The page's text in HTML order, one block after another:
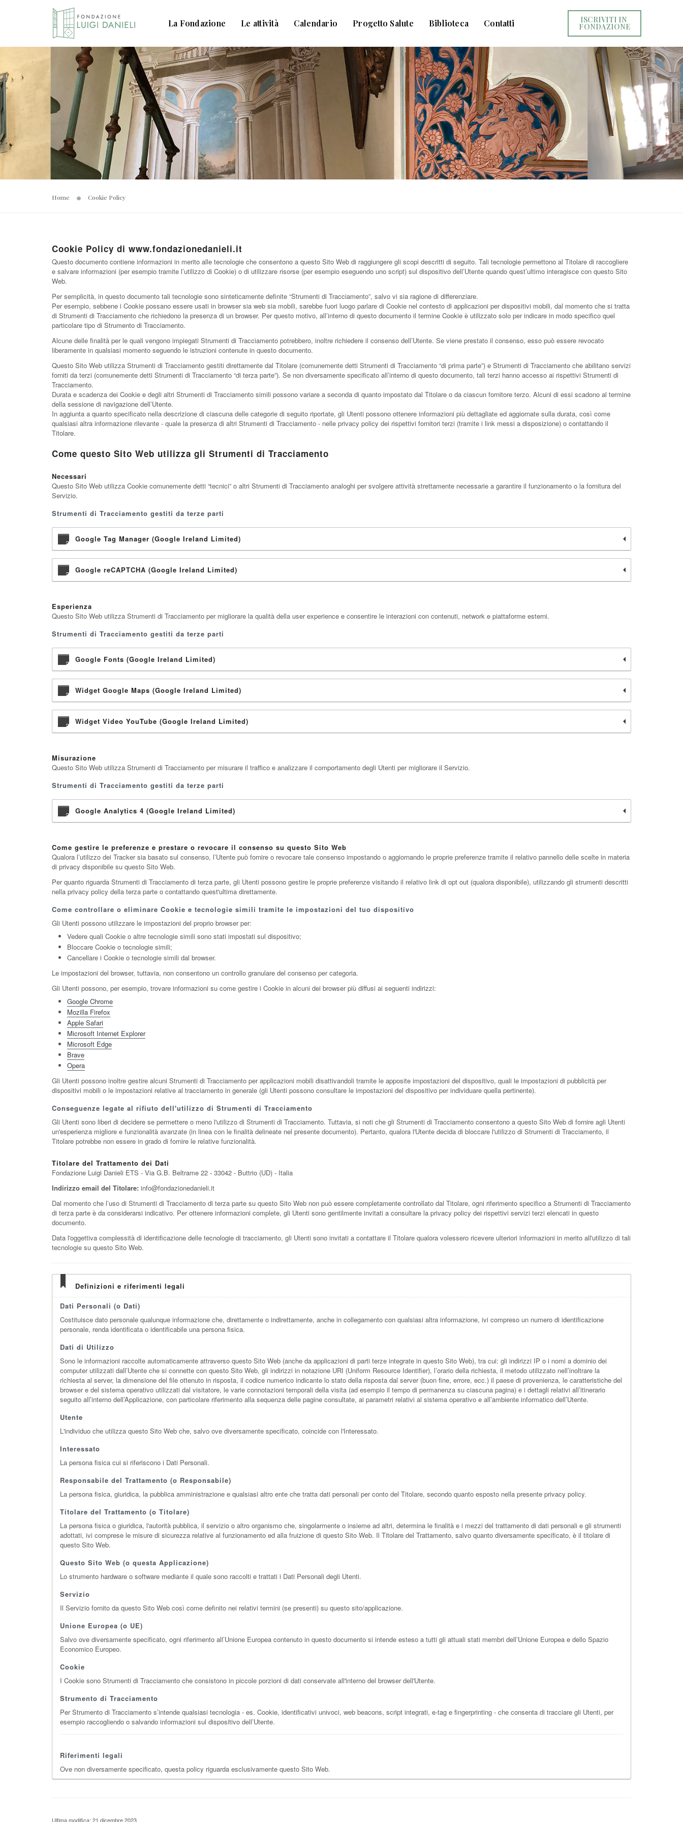
La Fondazione Le attività Calendario Progetto Salute Biblioteca Contatti ISCRIVITI IN
FONDAZIONE
Home Cookie Policy
Cookie Policy di www.fondazionedanieli.it
Questo documento contiene informazioni in merito alle tecnologie che consentono a questo Sito Web di raggiungere gli scopi descritti di seguito. Tali tecnologie permettono al Titolare di raccogliere
e salvare informazioni (per esempio tramite l’utilizzo di Cookie) o di utilizzare risorse (per esempio eseguendo uno script) sul dispositivo dell’Utente quando quest’ultimo interagisce con questo Sito
Web.
Per semplicità, in questo documento tali tecnologie sono sinteticamente definite “Strumenti di Tracciamento”, salvo vi sia ragione di differenziare.
Per esempio, sebbene i Cookie possano essere usati in browser sia web sia mobili, sarebbe fuori luogo parlare di Cookie nel contesto di applicazioni per dispositivi mobili, dal momento che si tratta
di Strumenti di Tracciamento che richiedono la presenza di un browser. Per questo motivo, all’interno di questo documento il termine Cookie è utilizzato solo per indicare in modo specifico quel
particolare tipo di Strumento di Tracciamento.
Alcune delle finalità per le quali vengono impiegati Strumenti di Tracciamento potrebbero, inoltre richiedere il consenso dell’Utente. Se viene prestato il consenso, esso può essere revocato
liberamente in qualsiasi momento seguendo le istruzioni contenute in questo documento.
Questo Sito Web utilizza Strumenti di Tracciamento gestiti direttamente dal Titolare (comunemente detti Strumenti di Tracciamento “di prima parte”) e Strumenti di Tracciamento che abilitano servizi
forniti da terzi (comunemente detti Strumenti di Tracciamento “di terza parte”). Se non diversamente specificato all’interno di questo documento, tali terzi hanno accesso ai rispettivi Strumenti di
Tracciamento.
Durata e scadenza dei Cookie e degli altri Strumenti di Tracciamento simili possono variare a seconda di quanto impostato dal Titolare o da ciascun fornitore terzo. Alcuni di essi scadono al termine
della sessione di navigazione dell’Utente.
In aggiunta a quanto specificato nella descrizione di ciascuna delle categorie di seguito riportate, gli Utenti possono ottenere informazioni più dettagliate ed aggiornate sulla durata, così come
qualsiasi altra informazione rilevante - quale la presenza di altri Strumenti di Tracciamento - nelle privacy policy dei rispettivi fornitori terzi (tramite i link messi a disposizione) o contattando il
Titolare.
Come questo Sito Web utilizza gli Strumenti di Tracciamento
Necessari
Questo Sito Web utilizza Cookie comunemente detti “tecnici” o altri Strumenti di Tracciamento analoghi per svolgere attività strettamente necessarie a garantire il funzionamento o la fornitura del
Servizio.
Strumenti di Tracciamento gestiti da terze parti
Google Tag Manager (Google Ireland Limited)
Google reCAPTCHA (Google Ireland Limited)
Esperienza
Questo Sito Web utilizza Strumenti di Tracciamento per migliorare la qualità della user experience e consentire le interazioni con contenuti, network e piattaforme esterni.
Strumenti di Tracciamento gestiti da terze parti
Google Fonts (Google Ireland Limited)
Widget Google Maps (Google Ireland Limited)
Widget Video YouTube (Google Ireland Limited)
Misurazione
Questo Sito Web utilizza Strumenti di Tracciamento per misurare il traffico e analizzare il comportamento degli Utenti per migliorare il Servizio.
Strumenti di Tracciamento gestiti da terze parti
Google Analytics 4 (Google Ireland Limited)
Come gestire le preferenze e prestare o revocare il consenso su questo Sito Web
Qualora l’utilizzo dei Tracker sia basato sul consenso, l’Utente può fornire o revocare tale consenso impostando o aggiornando le proprie preferenze tramite il relativo pannello delle scelte in materia
di privacy disponibile su questo Sito Web.
Per quanto riguarda Strumenti di Tracciamento di terza parte, gli Utenti possono gestire le proprie preferenze visitando il relativo link di opt out (qualora disponibile), utilizzando gli strumenti descritti
nella privacy policy della terza parte o contattando quest'ultima direttamente.
Come controllare o eliminare Cookie e tecnologie simili tramite le impostazioni del tuo dispositivo
Gli Utenti possono utilizzare le impostazioni del proprio browser per:
Vedere quali Cookie o altre tecnologie simili sono stati impostati sul dispositivo;
Bloccare Cookie o tecnologie simili;
Cancellare i Cookie o tecnologie simili dal browser.
Le impostazioni del browser, tuttavia, non consentono un controllo granulare del consenso per categoria.
Gli Utenti possono, per esempio, trovare informazioni su come gestire i Cookie in alcuni dei browser più diffusi ai seguenti indirizzi:
Google Chrome
Mozilla Firefox
Apple Safari
Microsoft Internet Explorer
Microsoft Edge
Brave
Opera
Gli Utenti possono inoltre gestire alcuni Strumenti di Tracciamento per applicazioni mobili disattivandoli tramite le apposite impostazioni del dispositivo, quali le impostazioni di pubblicità per
dispositivi mobili o le impostazioni relative al tracciamento in generale (gli Utenti possono consultare le impostazioni del dispositivo per individuare quella pertinente).
Conseguenze legate al rifiuto dell'utilizzo di Strumenti di Tracciamento
Gli Utenti sono liberi di decidere se permettere o meno l'utilizzo di Strumenti di Tracciamento. Tuttavia, si noti che gli Strumenti di Tracciamento consentono a questo Sito Web di fornire agli Utenti
un'esperienza migliore e funzionalità avanzate (in linea con le finalità delineate nel presente documento). Pertanto, qualora l'Utente decida di bloccare l'utilizzo di Strumenti di Tracciamento, il
Titolare potrebbe non essere in grado di fornire le relative funzionalità.
Titolare del Trattamento dei Dati
Fondazione Luigi Danieli ETS - Via G.B. Beltrame 22 - 33042 - Buttrio (UD) - Italia
Indirizzo email del Titolare: info@fondazionedanieli.it
Dal momento che l’uso di Strumenti di Tracciamento di terza parte su questo Sito Web non può essere completamente controllato dal Titolare, ogni riferimento specifico a Strumenti di Tracciamento
di terza parte è da considerarsi indicativo. Per ottenere informazioni complete, gli Utenti sono gentilmente invitati a consultare la privacy policy dei rispettivi servizi terzi elencati in questo
documento.
Data l'oggettiva complessità di identificazione delle tecnologie di tracciamento, gli Utenti sono invitati a contattare il Titolare qualora volessero ricevere ulteriori informazioni in merito all'utilizzo di tali
tecnologie su questo Sito Web.
Definizioni e riferimenti legali
Dati Personali (o Dati)
Costituisce dato personale qualunque informazione che, direttamente o indirettamente, anche in collegamento con qualsiasi altra informazione, ivi compreso un numero di identificazione
personale, renda identificata o identificabile una persona fisica.
Dati di Utilizzo
Sono le informazioni raccolte automaticamente attraverso questo Sito Web (anche da applicazioni di parti terze integrate in questo Sito Web), tra cui: gli indirizzi IP o i nomi a dominio dei
computer utilizzati dall’Utente che si connette con questo Sito Web, gli indirizzi in notazione URI (Uniform Resource Identifier), l’orario della richiesta, il metodo utilizzato nell’inoltrare la
richiesta al server, la dimensione del file ottenuto in risposta, il codice numerico indicante lo stato della risposta dal server (buon fine, errore, ecc.) il paese di provenienza, le caratteristiche del
browser e del sistema operativo utilizzati dal visitatore, le varie connotazioni temporali della visita (ad esempio il tempo di permanenza su ciascuna pagina) e i dettagli relativi all’itinerario
seguito all’interno dell’Applicazione, con particolare riferimento alla sequenza delle pagine consultate, ai parametri relativi al sistema operativo e all’ambiente informatico dell’Utente.
Utente
L'individuo che utilizza questo Sito Web che, salvo ove diversamente specificato, coincide con l'Interessato.
Interessato
La persona fisica cui si riferiscono i Dati Personali.
Responsabile del Trattamento (o Responsabile)
La persona fisica, giuridica, la pubblica amministrazione e qualsiasi altro ente che tratta dati personali per conto del Titolare, secondo quanto esposto nella presente privacy policy.
Titolare del Trattamento (o Titolare)
La persona fisica o giuridica, l'autorità pubblica, il servizio o altro organismo che, singolarmente o insieme ad altri, determina le finalità e i mezzi del trattamento di dati personali e gli strumenti
adottati, ivi comprese le misure di sicurezza relative al funzionamento ed alla fruizione di questo Sito Web. Il Titolare del Trattamento, salvo quanto diversamente specificato, è il titolare di
questo Sito Web.
Questo Sito Web (o questa Applicazione)
Lo strumento hardware o software mediante il quale sono raccolti e trattati i Dati Personali degli Utenti.
Servizio
Il Servizio fornito da questo Sito Web così come definito nei relativi termini (se presenti) su questo sito/applicazione.
Unione Europea (o UE)
Salvo ove diversamente specificato, ogni riferimento all’Unione Europea contenuto in questo documento si intende esteso a tutti gli attuali stati membri dell’Unione Europea e dello Spazio
Economico Europeo.
Cookie
I Cookie sono Strumenti di Tracciamento che consistono in piccole porzioni di dati conservate all'interno del browser dell'Utente.
Strumento di Tracciamento
Per Strumento di Tracciamento s’intende qualsiasi tecnologia - es. Cookie, identificativi univoci, web beacons, script integrati, e-tag e fingerprinting - che consenta di tracciare gli Utenti, per
esempio raccogliendo o salvando informazioni sul dispositivo dell’Utente.
Riferimenti legali
Ove non diversamente specificato, questa policy riguarda esclusivamente questo Sito Web.
Ultima modifica: 21 dicembre 2023